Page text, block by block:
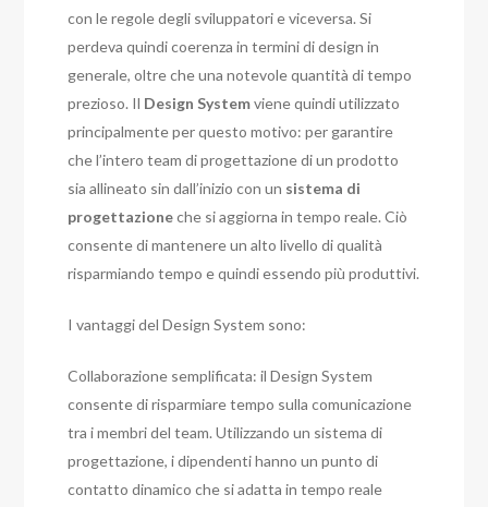
con le regole degli sviluppatori e viceversa. Si
perdeva quindi coerenza in termini di design in
generale, oltre che una notevole quantità di tempo
prezioso. Il Design Systemviene quindi utilizzato
principalmente per questo motivo: per garantire
che l’intero team di progettazione di un prodotto
sia allineato sin dall’inizio con un sistema di
progettazioneche si aggiorna in tempo reale. Ciò
consente di mantenere un alto livello di qualità
risparmiando tempo e quindi essendo più produttivi.
I vantaggi del Design System sono:
Collaborazione semplificata: il Design System
consente di risparmiare tempo sulla comunicazione
tra i membri del team. Utilizzando un sistema di
progettazione, i dipendenti hanno un punto di
contatto dinamico che si adatta in tempo reale